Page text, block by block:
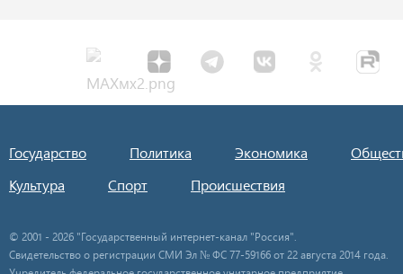
Государство Политика Экономика
Культура
Спорт Происшествия
© 2001 - 2026 "Государственный интернет-канал "Россия".
Свидетельство о регистрации СМИ Эл № ФС 77-59166 от 22 августа 2014 года.